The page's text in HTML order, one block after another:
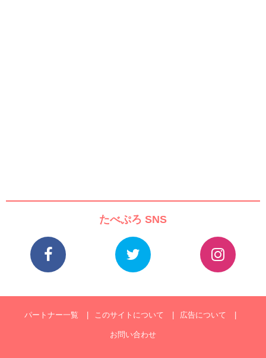
たべぷろ SNS
パートナー一覧 このサイトについて 広告について
お問い合わせ